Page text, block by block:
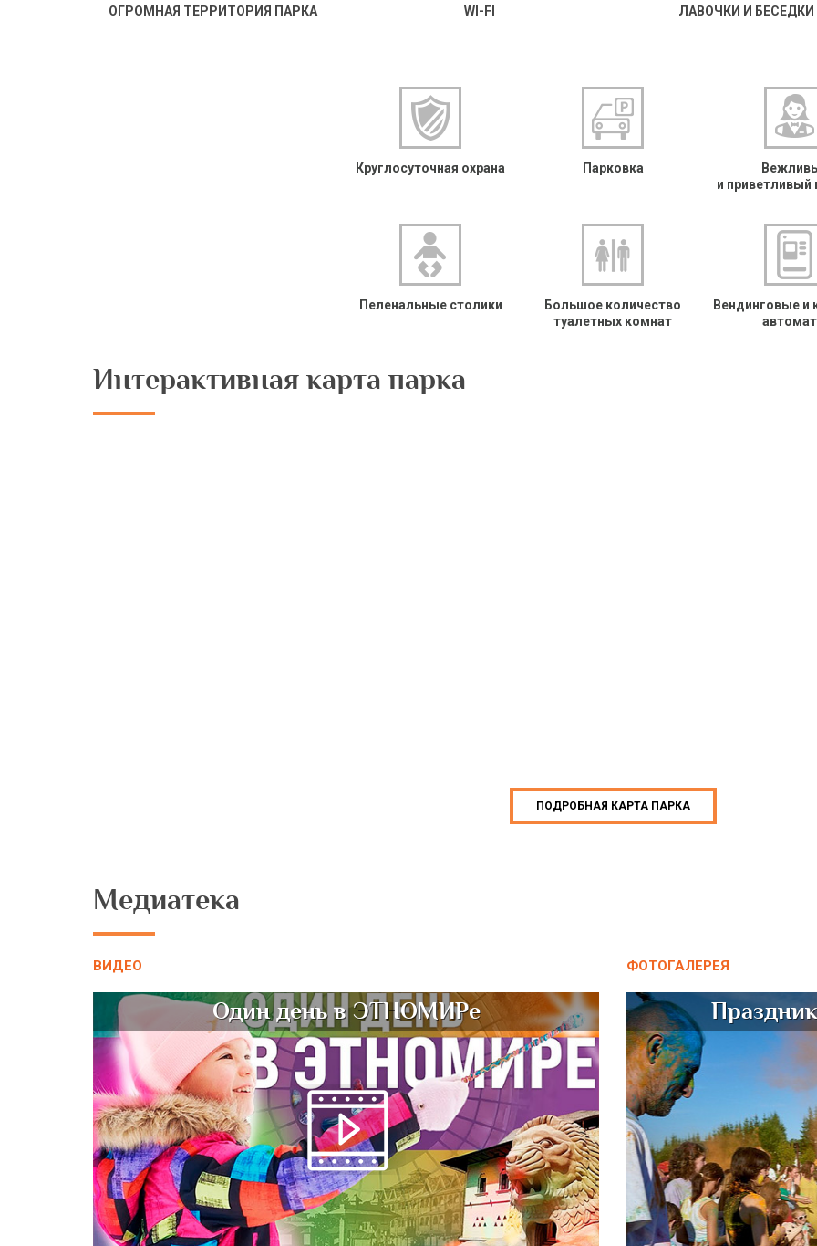
ОГРОМНАЯ ТЕРРИТОРИЯ ПАРКА WI-FI ЛАВОЧКИ И БЕСЕДКИ
Круглосуточная охрана Парковка
и приветливый
Пеленальные столики
Большое количество
туалетных комнат
Вендинговые и
Интерактивная карта парка
ПОДРОБНАЯ КАРТА ПАРКА
Медиатека
ВИДЕО
Один день в ЭТНОМИРе
ФОТОГАЛЕРЕЯ